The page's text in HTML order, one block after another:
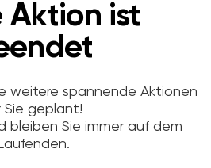
Aktion ist
weitere spannende Aktionen
Sie geplant!
bleiben Sie immer auf dem
Laufenden.